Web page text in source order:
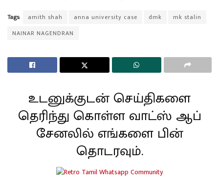
Tags: amith shah anna university case dmk
mk stalin
NAINAR NAGENDRAN
உடனுக்குடன் செய்திகளை
தெரிந்து கொள்ள வாட்ஸ் ஆப்
சேனலில் எங்களை பின்
தொடரவும்.